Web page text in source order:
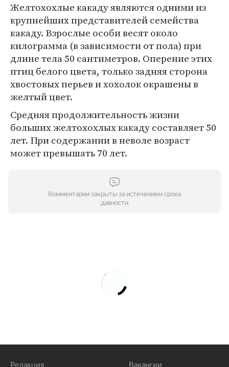
Желтохохлые какаду являются одними из
крупнейших представителей семейства
какаду. Взрослые особи весят около
килограмма (в зависимости от пола) при
длине тела 50 сантиметров. Оперение этих
птиц белого цвета, только задняя сторона
хвостовых перьев и хохолок окрашены в
желтый цвет.
Средняя продолжительность жизни
больших желтохохлых какаду составляет 50
лет. При содержании в неволе возраст
может превышать 70 лет.
Комментарии закрыты за истечением срока
давности
Редакция Вакансии